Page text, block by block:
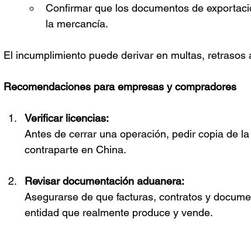
Confirmar que los documentos de
la mercancía.
El incumplimiento puede derivar en multas, retrasos
Recomendaciones para empresas y compradores
Verificar licencias:
Antes de cerrar una operación, pedir copia de
contraparte en China.
Revisar documentación aduanera:
Asegurarse de que facturas, contratos y
entidad que realmente produce y vende.